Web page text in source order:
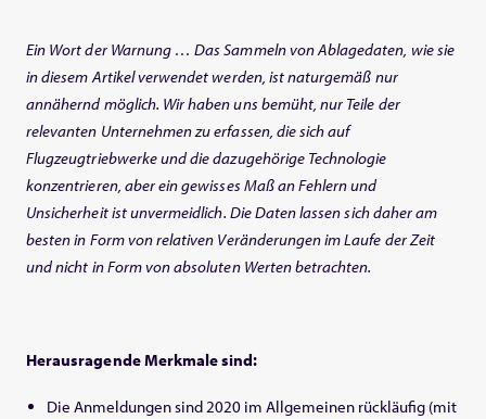
Ein Wort der Warnung … Das Sammeln von Ablagedaten, wie sie
in diesem Artikel verwendet werden, ist naturgemäß nur
annähernd möglich. Wir haben uns bemüht, nur Teile der
relevanten Unternehmen zu erfassen, die sichauf
Flugzeugtriebwerke und die dazugehörige Technologie
konzentrieren, aber ein gewisses Maß an Fehlern und
Unsicherheit ist unvermeidlich. Die Daten lassen sich daher am
besten in Form von relativen Veränderungen im Laufe der Zeit
und nicht in Form von absoluten Werten betrachten.
Herausragende Merkmale sind:
Die Anmeldungen sind 2020 im Allgemeinen rückläufig (mit